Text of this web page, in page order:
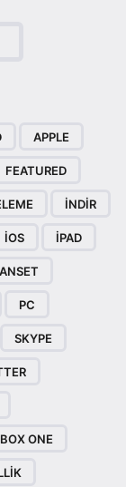
APPLE
FEATURED
INDIR
IOS IPAD
PC
SKYPE
ONE